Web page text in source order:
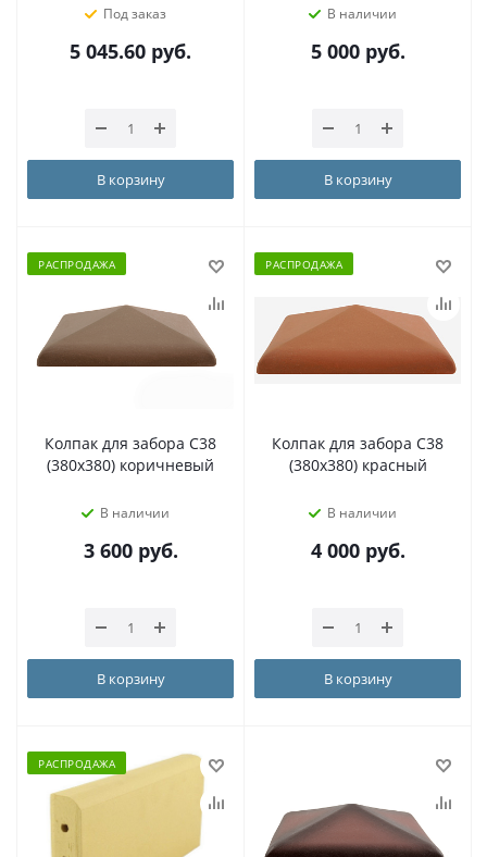
Под заказ
5 045.60 руб.
В корзину
В наличии
5 000руб.
В корзину
РАСПРОДАЖА
Колпак для забора C38
(380х380) коричневый
В наличии
3 600руб.
В корзину
РАСПРОДАЖА
Колпак для забора C38
(380х380) красный
В наличии
4 000руб.
В корзину
РАСПРОДАЖА